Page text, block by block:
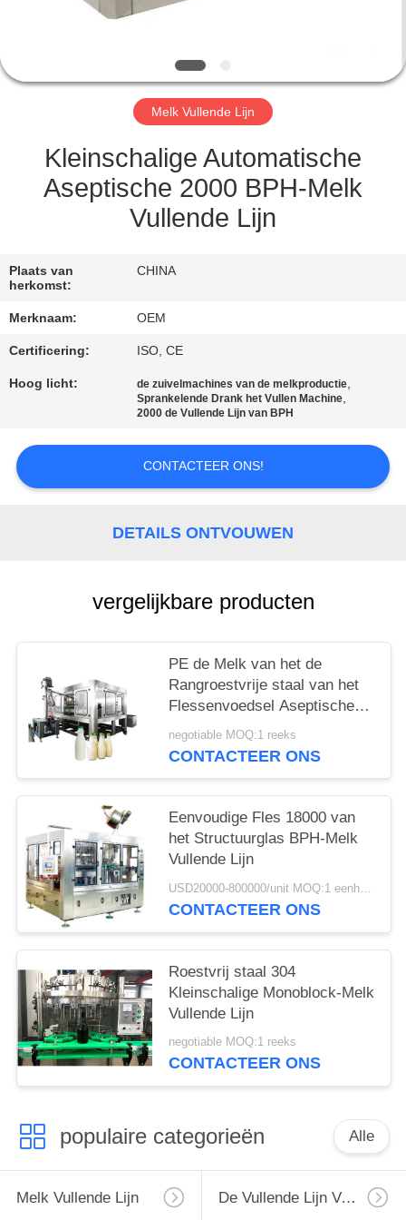
VERZOEK
EEN
CITAAT
PRIVACY
POLICY
Melk Vullende Lijn
Kleinschalige Automatische
Aseptische 2000 BPH-Melk
Vullende Lijn
Plaats van
herkomst:
CHINA
Merknaam: OEM
Certificering: ISO, CE
Hoog licht: de zuivelmachines van de melkproductie,
Sprankelende Drank het Vullen Machine,
2000 de Vullende Lijn van BPH
CONTACTEER ONS!
DETAILS ONTVOUWEN
vergelijkbare producten
PE de Melk van het de
Rangroestvrije staal van het
Flessenvoedsel Aseptische
het Vullen Machine
negotiable MOQ:1 reeks
CONTACTEER ONS
Eenvoudige Fles 18000 van
het Structuurglas BPH-Melk
Vullende Lijn
USD20000-800000/unit MOQ:1 eenheid
CONTACTEER ONS
Roestvrij staal 304
Kleinschalige Monoblock-Melk
Vullende Lijn
negotiable MOQ:1 reeks
CONTACTEER ONS
populaire categorieën Alle
Melk Vullende Lijn De Vullende Lijn Van De Monoblockmelk